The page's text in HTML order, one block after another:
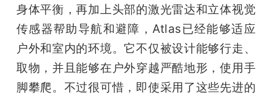
机
身体平衡，再加上头部的激光雷达和立体视觉
传感器帮助导航和避障，Atlas已经能够适应
户外和室内的环境。它不仅被设计能够行走、
取物，并且能够在户外穿越严酷地形，使用手
脚攀爬。不过很可惜，即使采用了这些先进的